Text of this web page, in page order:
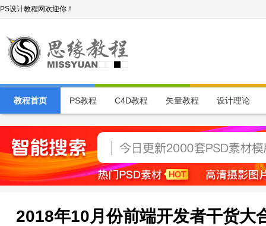
PS设计教程网欢迎你！
教程首页 PS教程 C4D教程 矢量教程 设计理论
2018年10月份前端开发者干货大